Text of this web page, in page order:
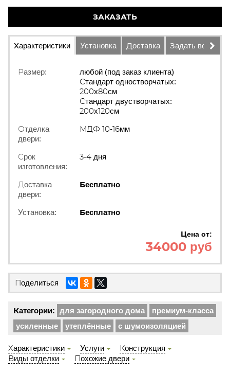
Характеристики Установка Доставка Задать вопрос
Размер:
любой (под заказ клиента)
Стандарт одностворчатых:
200х80см
Стандарт двустворчатых:
200х120см
Отделка
двери:
МДФ 10-16мм
Срок
изготовления:
3-4 дня
Доставка
двери:
Бесплатно
Установка: Бесплатно
Цена от:
34000 руб
ЗАКАЗАТЬ
Поделиться
Категории: для загородного дома
премиум-класса
усиленные
утеплённые с шумоизоляцией
Характеристики Услуги
Конструкция
Виды отделки
Похожие двери